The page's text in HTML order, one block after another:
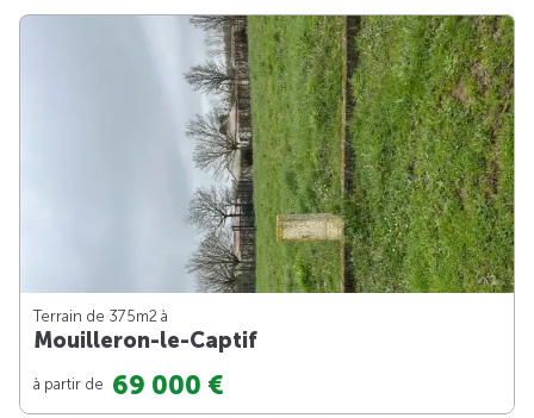
Terrain de 375m2 à
Mouilleron-le-Captif
à partir de 69 000 €